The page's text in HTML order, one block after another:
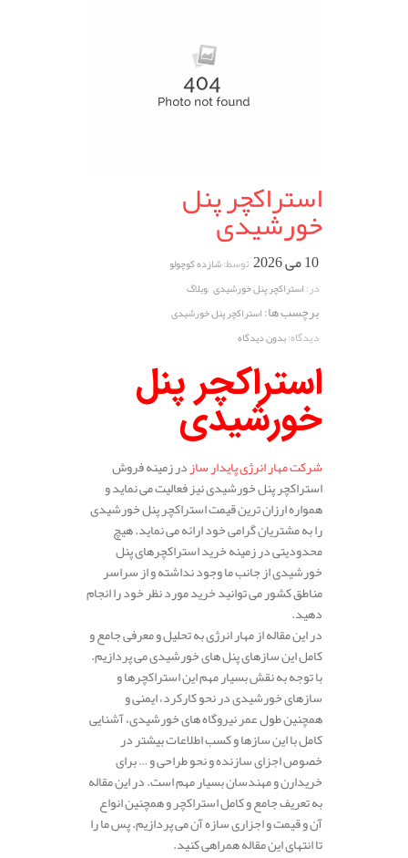
استراکچر پنل
خورشیدی
10 می 2026 توسط:شازده کوچولو
در:استراکچر پنل خورشیدی ,وبلاگ
برچسب ها:استراکچر پنل خورشیدی
دیدگاه:بدون دیدگاه
استراکچر پنل
خورشیدی
شرکت مهار انرژی پایدار سازدر زمینه فروش
استراکچر پنل خورشیدی نیز فعالیت می نماید و
همواره ارزان ترین قیمت استراکچر پنل خورشیدی
را به مشتریان گرامی خود ارائه می نماید. هیچ
محدودیتی در زمینه خرید استراکچرهای پنل
خورشیدی از جانب ما وجود نداشته و از سراسر
مناطق کشور می توانید خرید مورد نظر خود را انجام
دهید.
در این مقاله از مهار انرژی به تحلیل و معرفی جامع و
کامل این سازهای پنل های خورشیدی می پردازیم.
با توجه به نقش بسیار مهم این استراکچرها و
سازهای خورشیدی در نحو کارکرد، ایمنی و
همچنین طول عمر نیروگاه های خورشیدی، آشنایی
کامل با این سازها و کسب اطلاعات بیشتر در
خصوص اجزای سازنده و نحو طراحی و … برای
خریدارن و مهندسان بسیار مهم است. در این مقاله
به تعریف جامع و کامل استراکچر و همچنین انواع
آن و قیمت و اجزاری سازه آن می پردازیم. پس ما را
تا انتهای این مقاله همراهی کنید.